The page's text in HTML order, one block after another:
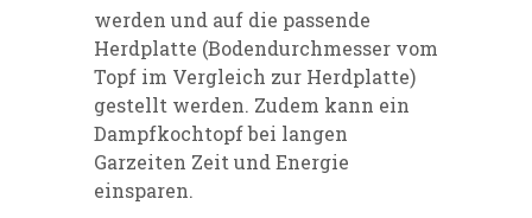
werden und auf die passende
Herdplatte (Bodendurchmesser vom
Topf im Vergleich zur Herdplatte)
gestellt werden. Zudem kann ein
Dampfkochtopf bei langen
Garzeiten Zeit und Energie
einsparen.